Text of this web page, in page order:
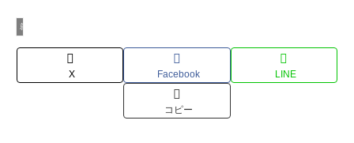
就学前準備とアーリーイヤーズ教育
X Facebook LINE
コピー